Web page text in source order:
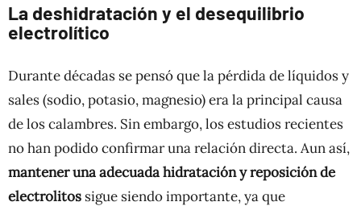
La deshidratación y el desequilibrio
electrolítico
Durante décadas se pensó que la pérdida de líquidos y
sales (sodio, potasio, magnesio) era la principal causa
de los calambres. Sin embargo, los estudios recientes
no han podido confirmar una relación directa. Aun así,
mantener una adecuada hidratación y reposición de
electrolitos sigue siendo importante, ya que